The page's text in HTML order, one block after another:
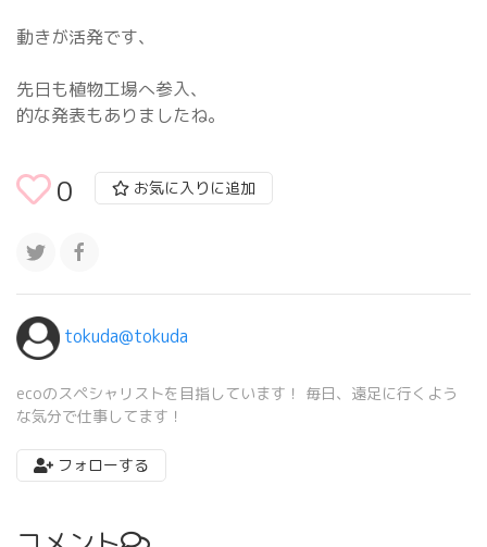
動きが活発です、
先日も植物工場へ参入、
的な発表もありましたね。
0 お気に入りに追加
tokuda@tokuda
ecoのスペシャリストを目指しています！ 毎日、遠足に行くよう
な気分で仕事してます！
フォローする